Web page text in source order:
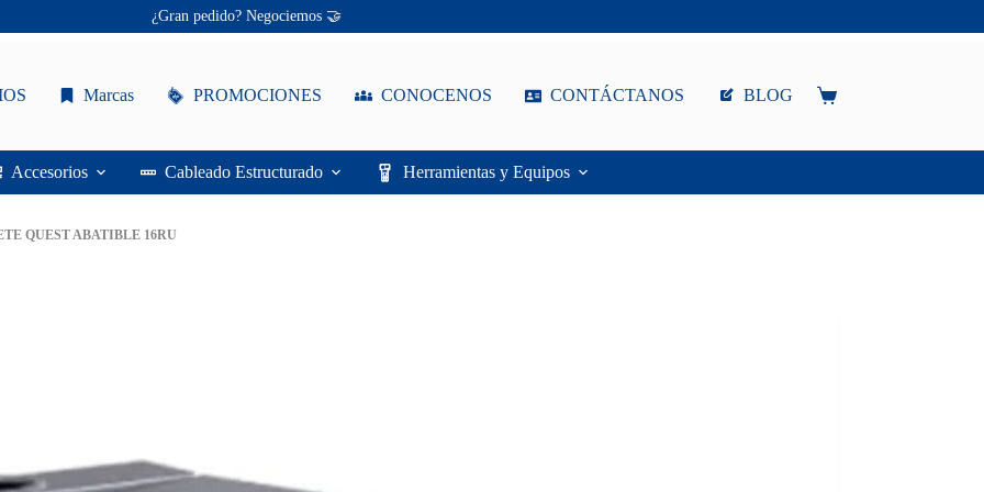
Ofertas únicas te esperan ✨
Marcas PROMOCIONES CONOCENOS CONTÁCTANOS BLOG
Carro
Accesorios Cableado Estructurado Herramientas y Equipos
QUEST ABATIBLE 16RU